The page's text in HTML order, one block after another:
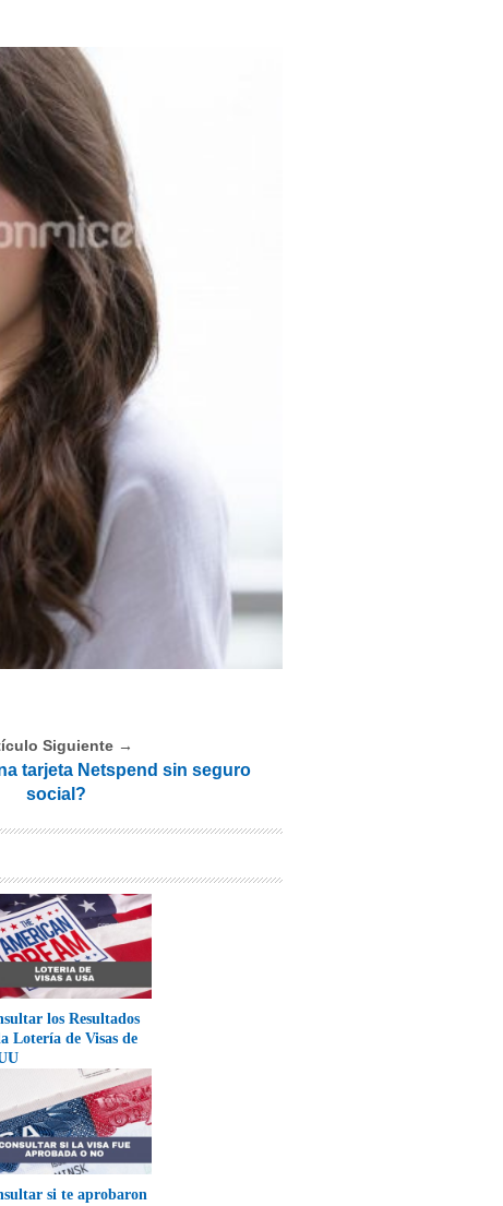
Siguiente →
tarjeta Netspend sin seguro
social?
los Resultados
Lotería de Visas de
si te aprobaron